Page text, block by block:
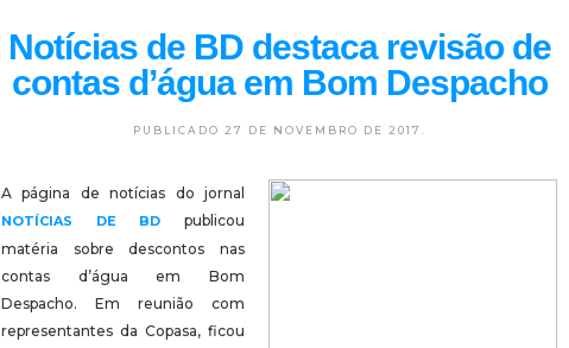
Notícias de BD destaca revisão de
contas d’água em Bom Despacho
PUBLICADO 27 DE NOVEMBRO DE 2017.
A página de notícias do jornal
NOTÍCIAS DE BD publicou
matéria sobre descontos nas
contas d’água em Bom
Despacho. Em reunião com
representantes da Copasa, ficou